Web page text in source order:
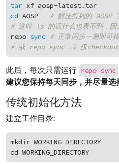
tar
cd AOSP
# 解压得到的 AOSP
# 这时 ls 的话什么也看不到，
repo sync
# 正常同步一遍即可
# 或 repo sync -l 仅checkout
此后，每次只需运行 repo sync
建议您保持每天同步，并尽量选
传统初始化方法
建立工作目录:
mkdir WORKING_DIRECTORY